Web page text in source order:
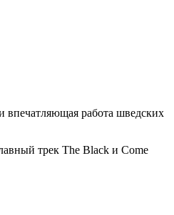
впечатляющая работа шведских
трек The Black и Come